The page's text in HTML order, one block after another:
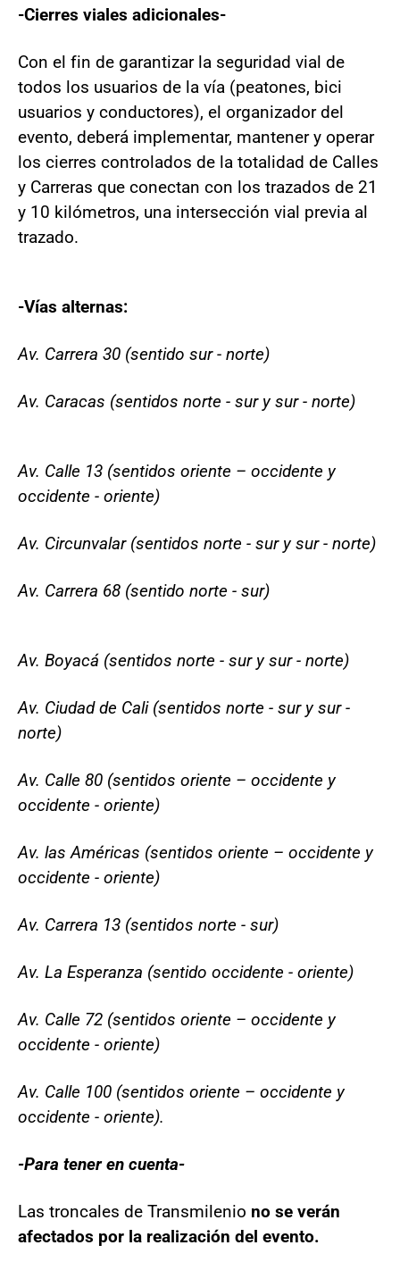
-Cierres viales adicionales-
Con el fin de garantizar la seguridad vial de
todos los usuarios de la vía (peatones, bici
usuarios y conductores), el organizador del
evento, deberá implementar, mantener y operar
los cierres controlados de la totalidad de Calles
y Carreras que conectan con los trazados de 21
y 10 kilómetros, una intersección vial previa al
trazado.
-Vías alternas:
Av. Carrera 30 (sentido sur - norte)
Av. Caracas (sentidos norte - sur y sur - norte)
Av. Calle 13 (sentidos oriente – occidente y
occidente - oriente)
Av. Circunvalar (sentidos norte - sur y sur - norte)
Av. Carrera 68 (sentido norte - sur)
Av. Boyacá (sentidos norte - sur y sur - norte)
Av. Ciudad de Cali (sentidos norte - sur y sur -
norte)
Av. Calle 80 (sentidos oriente – occidente y
occidente - oriente)
Av. las Américas (sentidos oriente – occidente y
occidente - oriente)
Av. Carrera 13 (sentidos norte - sur)
Av. La Esperanza (sentido occidente - oriente)
Av. Calle 72 (sentidos oriente – occidente y
occidente - oriente)
Av. Calle 100 (sentidos oriente – occidente y
occidente - oriente).
-Para tener en cuenta-
Las troncales de Transmilenio no se verán
afectados por la realización del evento.